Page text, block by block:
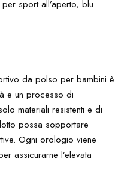
da polso per bambini è
e un processo di
materiali resistenti e di
possa sopportare
Ogni orologio viene
assicurarne l’elevata